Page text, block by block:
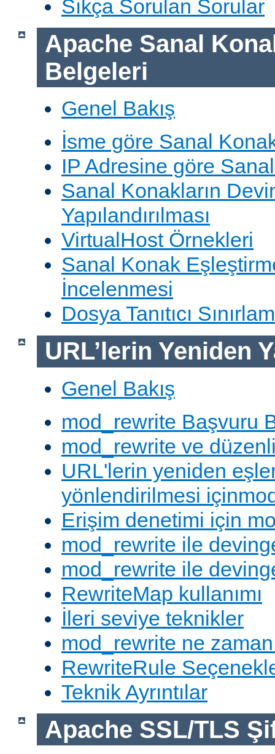
Sıkça Sorulan Sorular
Apache Sanal
Belgeleri
Genel Bakış
İsme göre Sanal
IP Adresine göre
Sanal Konakların
Yapılandırılması
VirtualHost Örnekleri
Sanal Konak
İncelenmesi
Dosya Tanıtıcı
URL’lerin Yeniden
Genel Bakış
mod_rewrite Başvuru
mod_rewrite ve
URL'lerin yeniden
yönlendirilmesi
Erişim denetimi için
mod_rewrite ile
mod_rewrite ile
RewriteMap kullanımı
İleri seviye teknikler
mod_rewrite ne
RewriteRule
Teknik Ayrıntılar
Apache SSL/TLS